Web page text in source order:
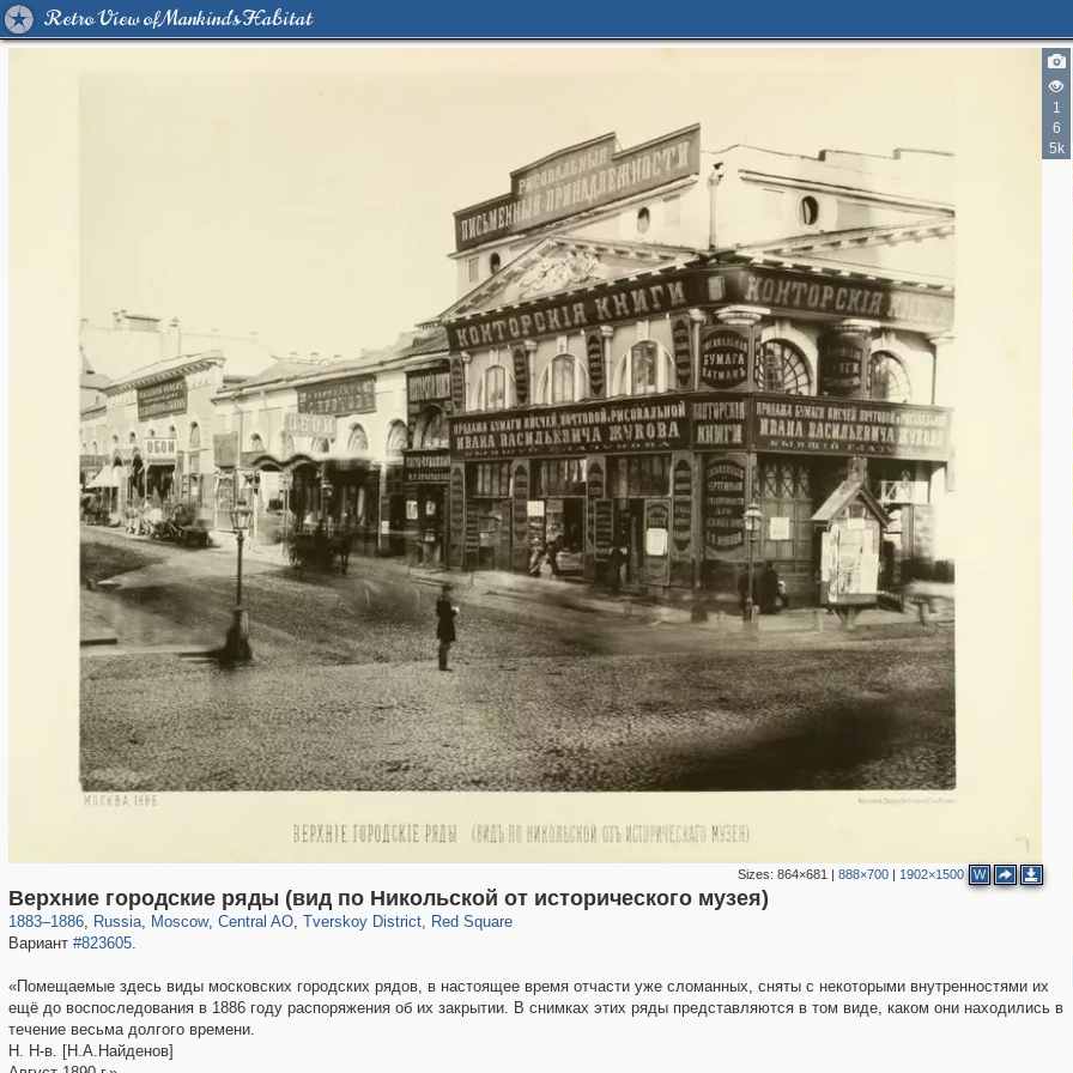
Retro View of Mankind's Habitat
1
6
5k
Sizes: 864×681 | 888×700| 1902×1500 W
Верхние городские ряды (вид по Никольской от исторического музея)
1883–1886, Russia
1,406,211 29,243
, Moscow
319,779 8,286
, Central AO
159,978 5,916
, Tverskoy District
53,034 2,283
, Red Square
4,135 154
Вариант #823605.
«Помещаемые здесь виды московских городских рядов, в настоящее время отчасти уже сломанных, сняты с некоторыми внутренностями их
ещё до воспоследования в 1886 году распоряжения об их закрытии. В снимках этих ряды представляются в том виде, каком они находились в
течение весьма долгого времени.
Н. Н-в. [Н.А.Найденов]
31
14
2